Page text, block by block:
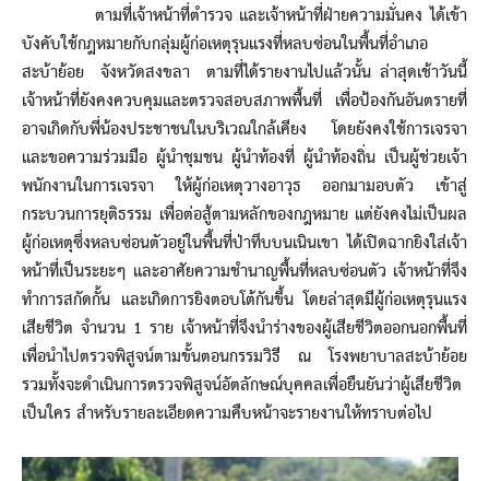
ตามที่เจ้าหน้าที่ตำรวจ และเจ้าหน้าที่ฝ่ายความมั่นคง ได้เข้า
บังคับใช้กฎหมายกับกลุ่มผู้ก่อเหตุรุนแรงที่หลบซ่อนในพื้นที่อำเภอ
สะบ้าย้อย จังหวัดสงขลา ตามที่ได้รายงานไปแล้วนั้น ล่าสุดเช้าวันนี้
เจ้าหน้าที่ยังคงควบคุมและตรวจสอบสภาพพื้นที่ เพื่อป้องกันอันตรายที่
อาจเกิดกับพี่น้องประชาชนในบริเวณใกล้เคียง โดยยังคงใช้การเจรจา
และขอความร่วมมือ ผู้นำชุมชน ผู้นำท้องที่ ผู้นำท้องถิ่น เป็นผู้ช่วยเจ้า
พนักงานในการเจรจา ให้ผู้ก่อเหตุวางอาวุธ ออกมามอบตัว เข้าสู่
กระบวนการยุติธรรม เพื่อต่อสู้ตามหลักของกฎหมาย แต่ยังคงไม่เป็นผล
ผู้ก่อเหตุซึ่งหลบซ่อนตัวอยู่ในพื้นที่ป่าทึบบนเนินเขา ได้เปิดฉากยิงใส่เจ้า
หน้าที่เป็นระยะๆ และอาศัยความชำนาญพื้นที่หลบซ่อนตัว เจ้าหน้าที่จึง
ทำการสกัดกั้น และเกิดการยิงตอบโต้กันขึ้น โดยล่าสุดมีผู้ก่อเหตุรุนแรง
เสียชีวิต จำนวน 1 ราย เจ้าหน้าที่จึงนำร่างของผู้เสียชีวิตออกนอกพื้นที่
เพื่อนำไปตรวจพิสูจน์ตามขั้นตอนกรรมวิธี ณ โรงพยาบาลสะบ้าย้อย
รวมทั้งจะดำเนินการตรวจพิสูจน์อัตลักษณ์บุคคลเพื่อยืนยันว่าผู้เสียชีวิต
เป็นใคร สำหรับรายละเอียดความคืบหน้าจะรายงานให้ทราบต่อไป